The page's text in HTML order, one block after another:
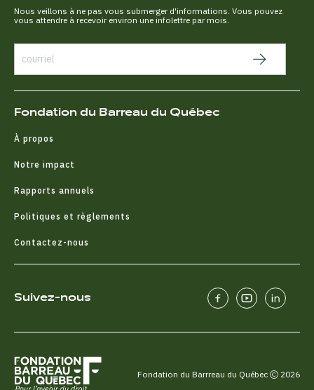
Nous veillons à ne pas vous submerger d'informations. Vous pouvez
vous attendre à recevoir environ une infolettre par mois.
Fondation du Barreau du Québec
À propos
Notre impact
Rapports annuels
Politiques et règlements
Contactez-nous
Suivez-nous
Fondation du Barrreau du Québec 2026